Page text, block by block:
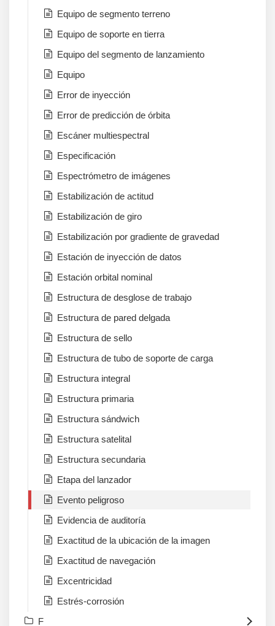
Equipo de segmento terreno
Equipo de soporte en tierra
Equipo del segmento de lanzamiento
Equipo
Error de inyección
Error de predicción de órbita
Escáner multiespectral
Especificación
Espectrómetro de imágenes
Estabilización de actitud
Estabilización de giro
Estabilización por gradiente de gravedad
Estación de inyección de datos
Estación orbital nominal
Estructura de desglose de trabajo
Estructura de pared delgada
Estructura de sello
Estructura de tubo de soporte de carga
Estructura integral
Estructura primaria
Estructura sándwich
Estructura satelital
Estructura secundaria
Etapa del lanzador
Evento peligroso
Evidencia de auditoría
Exactitud de la ubicación de la imagen
Exactitud de navegación
Excentricidad
Estrés-corrosión
F